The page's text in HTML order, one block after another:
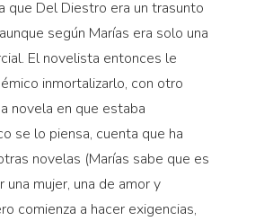
que Del Diestro era un trasunto
según Marías era solo una
El novelista entonces le
inmortalizarlo, con otro
novela en que estaba
se lo piensa, cuenta que ha
novelas (Marías sabe que es
una mujer, una de amor y
comienza a hacer exigencias,